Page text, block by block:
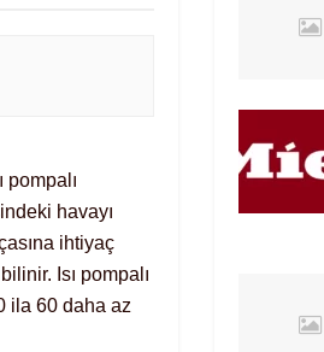
pompalı
havayı
ihtiyaç
Isı pompalı
ila 60 daha az